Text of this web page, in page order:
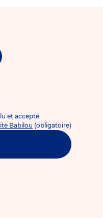
et accepté
Babilou (obligatoire)